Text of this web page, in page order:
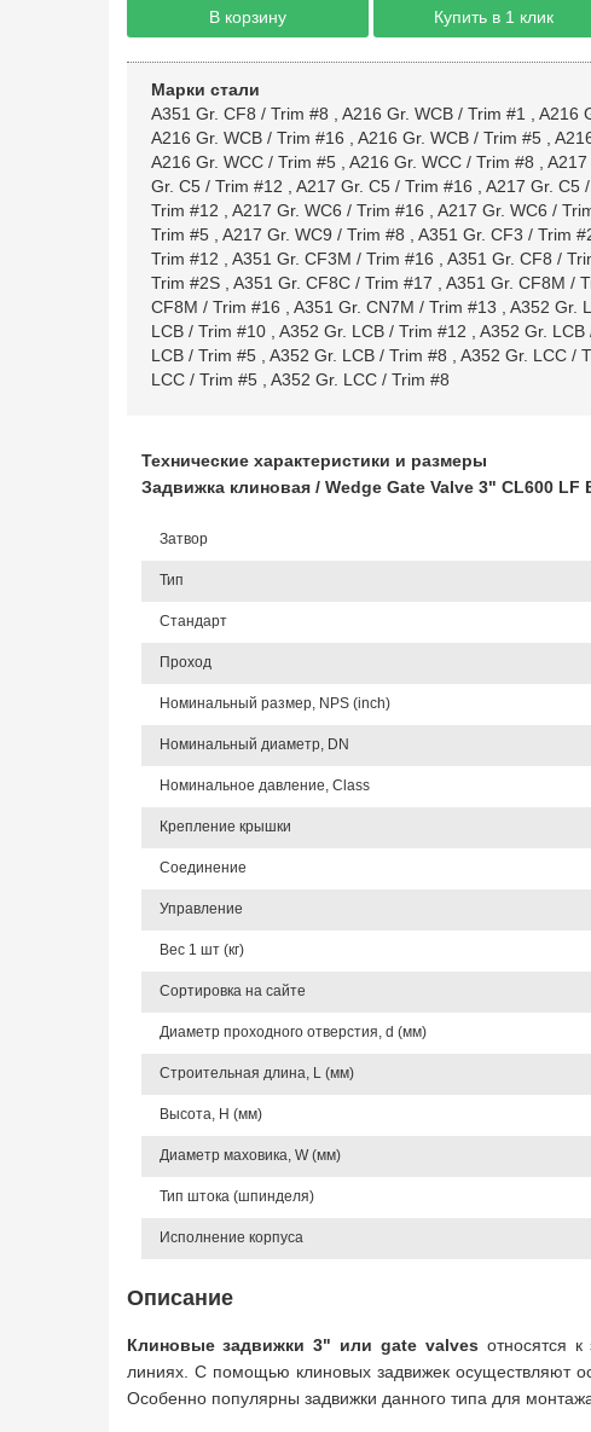
В корзину Купить в 1 клик
Марки стали
A351 Gr. CF8 / Trim #8
A216 Gr. WCB / Trim #1 A216
A216 Gr. WCB / Trim #16
A216 Gr. WCB / Trim #5,
A216 Gr. WCC / Trim #5, A216 Gr. WCC / Trim #8 A217
Gr. C5 / Trim #12
A217 Gr. C5 / Trim #16 A217 Gr. C5
Trim #12
A217 Gr. WC6 / Trim #16 A217 Gr. WC6 /
Trim #5, A217 Gr. WC9 / Trim #8 A351 Gr. CF3 / Trim
Trim #12
A351 Gr. CF3M / Trim #16 A351 Gr. CF8 /
Trim #2S, A351 Gr. CF8C / Trim #17 A351 Gr. CF8M /
CF8M / Trim #16
A351 Gr. CN7M / Trim #13 A352 Gr.
LCB / Trim #10, A352 Gr. LCB / Trim #12 A352 Gr. LCB
LCB / Trim #5, A352 Gr. LCB / Trim #8 A352 Gr. LCC /
LCC / Trim #5, A352 Gr. LCC / Trim #8
Технические характеристики и размеры
Задвижка клиновая / Wedge Gate Valve 3" CL600 LF
Затвор
Тип
Стандарт
Проход
Номинальный размер, NPS (inch)
Номинальный диаметр, DN
Номинальное давление, Class
Крепление крышки
Соединение
Управление
Вес 1 шт (кг)
Сортировка на сайте
Диаметр проходного отверстия, d (мм)
Строительная длина, L (мм)
Высота, Н (мм)
Диаметр маховика, W (мм)
Тип штока (шпинделя)
Исполнение корпуса
Описание
Клиновые задвижки 3" или gate valves относятся
линиях. С помощью клиновых задвижек осуществляют
Особенно популярны задвижки данного типа для